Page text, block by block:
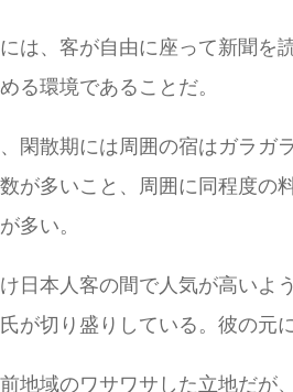
は、客が自由に座って新聞を
る環境であることだ。
閑散期には周囲の宿はガラガ
が多いこと、周囲に同程度の
多い。
日本人客の間で人気が高いよ
が切り盛りしている。彼の元
地域のワサワサした立地だが